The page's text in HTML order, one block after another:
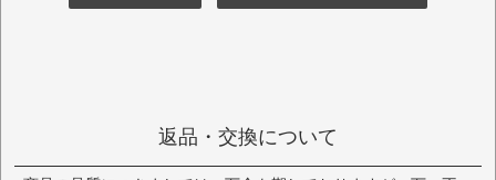
返品・交換について